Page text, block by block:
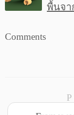
พื้นจา
Comments